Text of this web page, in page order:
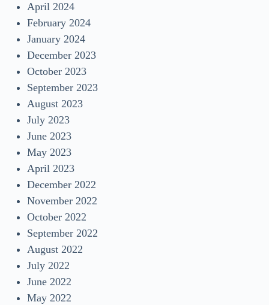
April 2024
February 2024
January 2024
December 2023
October 2023
September 2023
August 2023
July 2023
June 2023
May 2023
April 2023
December 2022
November 2022
October 2022
September 2022
August 2022
July 2022
June 2022
May 2022